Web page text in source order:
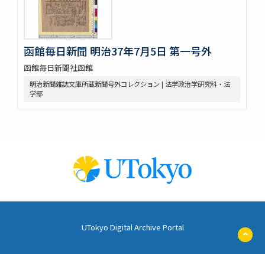
函館毎日新聞 明治37年7月5日 第一号外
函館毎日新聞社函館
明治新聞雑誌文庫所蔵新聞号外コレクション | 法学政治学研究科・法
学部
UTokyo Digital Archive Portal
ペ